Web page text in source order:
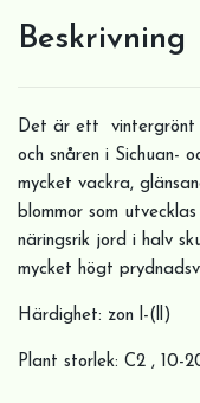
Beskrivning
Det är ett vintergrönt
och snåren i Sichuan-
mycket vackra,
blommor som
näringsrik jord i halv
mycket högt
Härdighet: zon l-(ll)
Plant storlek: C2 , 10-